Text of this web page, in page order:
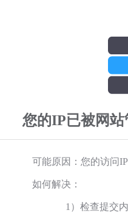
您的IP已被网
可能原因：您的访问
如何解决：
1）检查提交